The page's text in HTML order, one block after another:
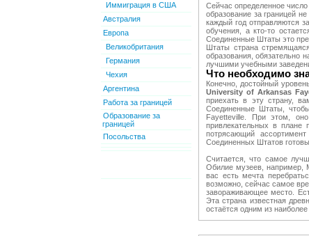
Иммиграция в США
Австралия
Европа
Великобритания
Германия
Чехия
Аргентина
Работа за границей
Образование за
границей
Посольства
Сейчас определенное
образование за границей
каждый год отправляются
обучения, а кто-то
Соединенные Штаты это
Штаты страна
образования, обязательно
лучшими учебными
Что необходимо
Конечно, достойный
University of Arkansas
приехать в эту страну,
Соединенные Штаты,
Fayetteville. При этом,
привлекательных в плане
потрясающий
Соединенных Штатов
Считается, что самое
Обилие музеев, например,
вас есть мечта
возможно, сейчас самое
завораживающее место.
Эта страна известная
остаётся одним из